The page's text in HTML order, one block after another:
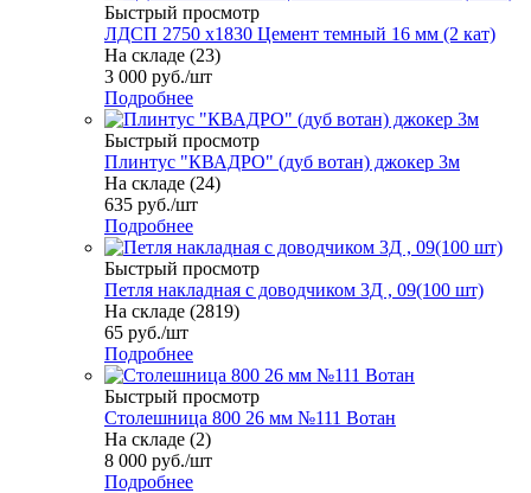
Быстрый просмотр
ЛДСП 2750 х1830 Цемент темный 16 мм (2 кат)
На складе (23)
3 000 руб./шт
Подробнее
Быстрый просмотр
Плинтус "КВАДРО" (дуб вотан) джокер 3м
На складе (24)
635 руб./шт
Подробнее
Быстрый просмотр
Петля накладная с доводчиком 3Д , 09(100 шт)
На складе (2819)
65 руб./шт
Подробнее
Быстрый просмотр
Столешница 800 26 мм №111 Вотан
На складе (2)
8 000 руб./шт
Подробнее